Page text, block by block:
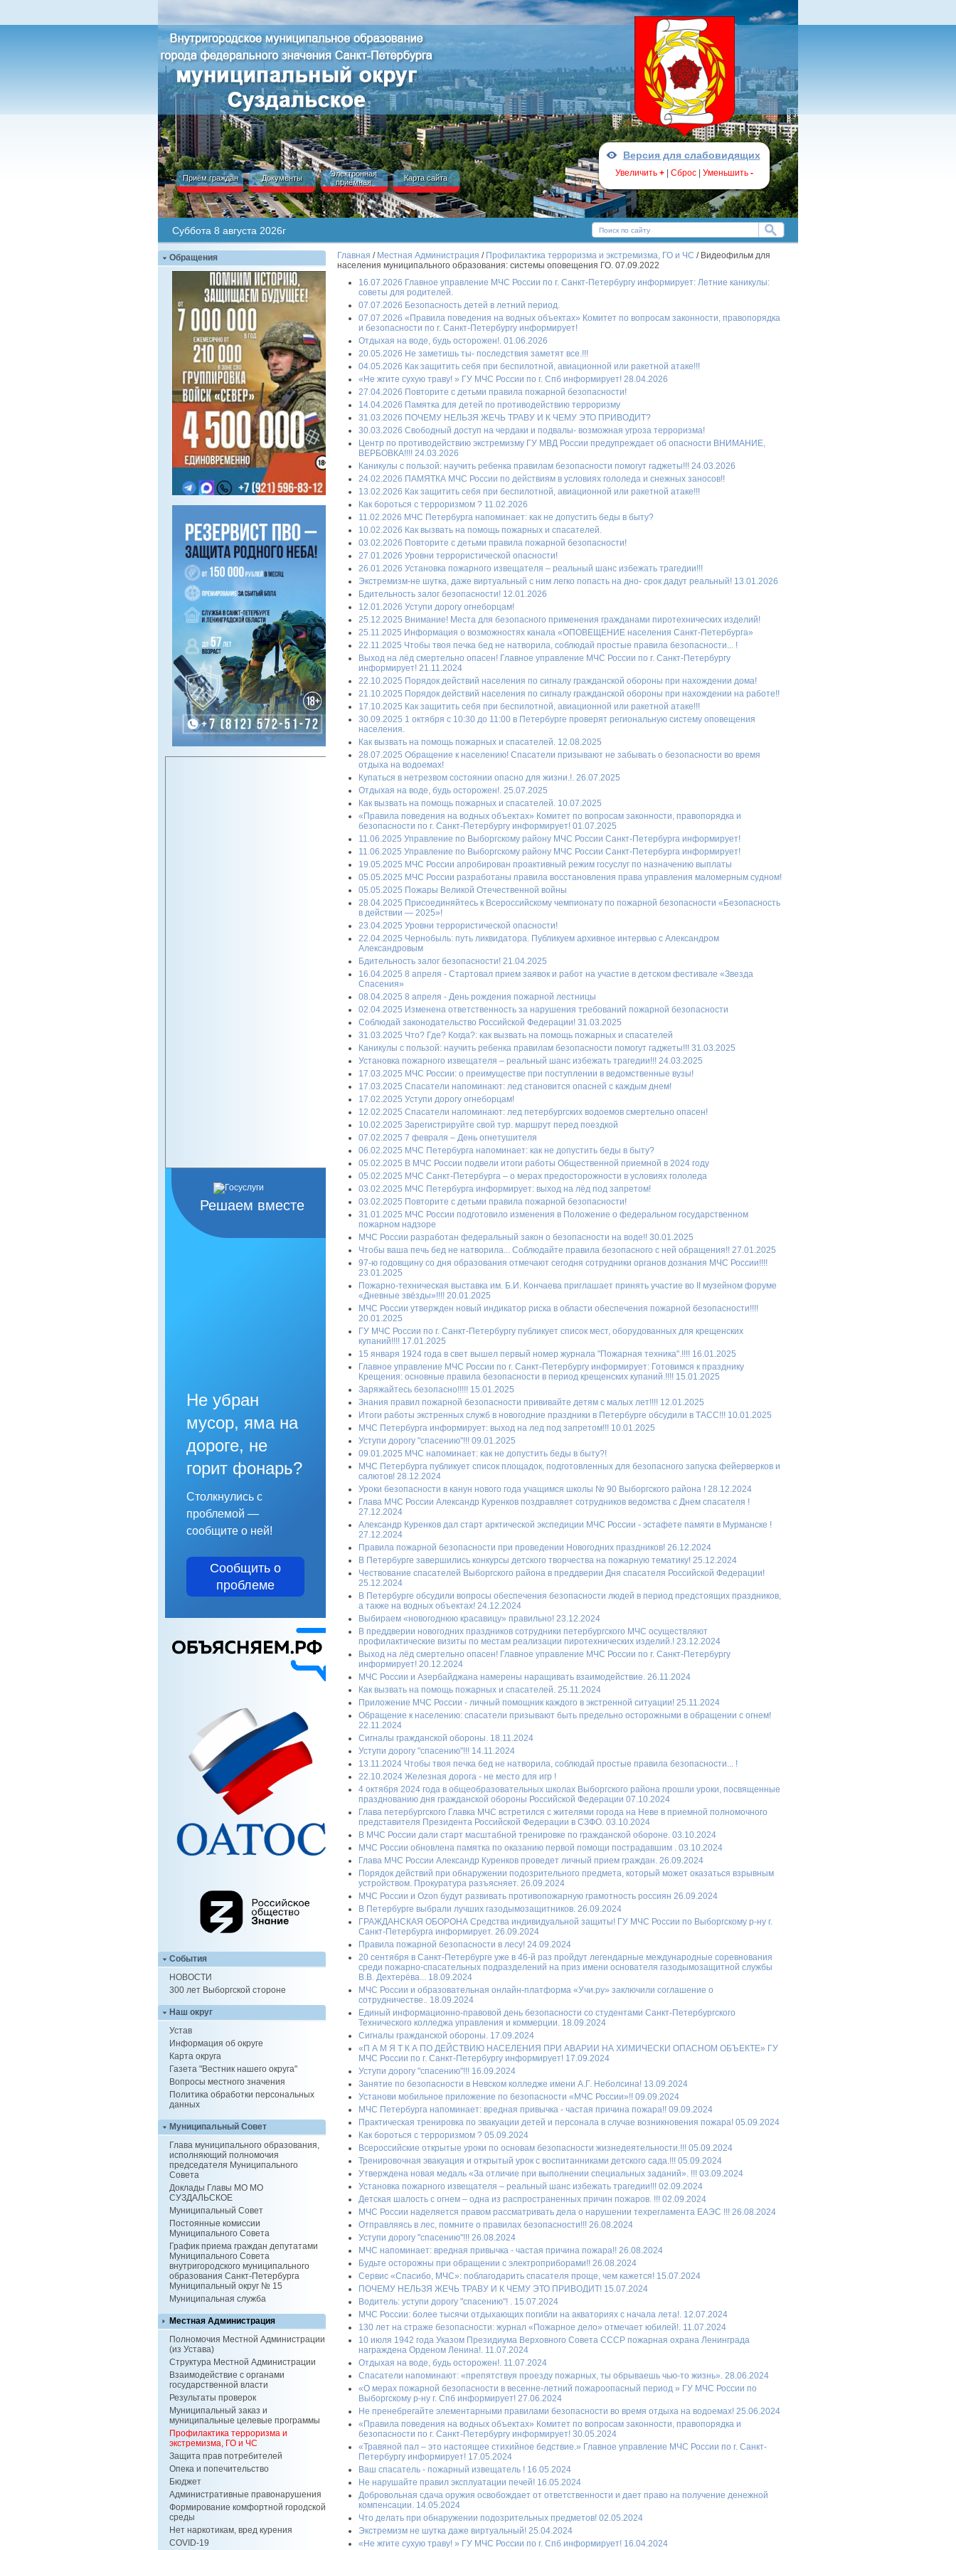
Приём граждан Документы
Электронная
приёмная
Карта сайта
Суббота 8 августа 2026г
Версия для слабовидящих
Увеличить + Сброс Уменьшить -
Обращения
Решаем вместе
Не убран
мусор, яма на
дороге, не
горит фонарь?
Столкнулись с
проблемой —
сообщите о ней!
Сообщить о
проблеме
События
НОВОСТИ
300 лет Выборгской стороне
Наш округ
Устав
Информация об округе
Карта округа
Газета "Вестник нашего округа"
Вопросы местного значения
Политика обработки персональных
данных
Муниципальный Совет
Глава муниципального образования,
исполняющий полномочия
председателя Муниципального
Совета
Доклады Главы МО МО
СУЗДАЛЬСКОЕ
Муниципальный Совет
Постоянные комиссии
Муниципального Совета
График приема граждан депутатами
Муниципального Совета
внутригородского муниципального
образования Санкт-Петербурга
Муниципальный округ № 15
Муниципальная служба
Местная Администрация
Полномочия Местной Администрации
(из Устава)
Структура Местной Администрации
Взаимодействие с органами
государственной власти
Результаты проверок
Муниципальный заказ и
муниципальные целевые программы
Профилактика терроризма и
экстремизма, ГО и ЧС
Защита прав потребителей
Опека и попечительство
Бюджет
Административные правонарушения
Формирование комфортной городской
среды
Нет наркотикам, вред курения
COVID-19
Главная / Местная Администрация / Профилактика терроризма и экстремизма, ГО и ЧС / Видеофильм для
населения муниципального образования: системы оповещения ГО. 07.09.2022
16.07.2026 Главное управление МЧС России по г. Санкт-Петербургу информирует: Летние каникулы:
советы для родителей.
07.07.2026 Безопасность детей в летний период.
07.07.2026 «Правила поведения на водных объектах» Комитет по вопросам законности, правопорядка
и безопасности по г. Санкт-Петербургу информирует!
Отдыхая на воде, будь осторожен!. 01.06.2026
20.05.2026 Не заметишь ты- последствия заметят все.!!!
04.05.2026 Как защитить себя при беспилотной, авиационной или ракетной атаке!!!
«Не жгите сухую траву! » ГУ МЧС России по г. Спб информирует! 28.04.2026
27.04.2026 Повторите с детьми правила пожарной безопасности!
14.04.2026 Памятка для детей по противодействию терроризму
31.03.2026 ПОЧЕМУ НЕЛЬЗЯ ЖЕЧЬ ТРАВУ И К ЧЕМУ ЭТО ПРИВОДИТ?
30.03.2026 Свободный доступ на чердаки и подвалы- возможная угроза терроризма!
Центр по противодействию экстремизму ГУ МВД России предупреждает об опасности ВНИМАНИЕ,
ВЕРБОВКА!!!! 24.03.2026
Каникулы с пользой: научить ребенка правилам безопасности помогут гаджеты!!! 24.03.2026
24.02.2026 ПАМЯТКА МЧС России по действиям в условиях гололеда и снежных заносов!!
13.02.2026 Как защитить себя при беспилотной, авиационной или ракетной атаке!!!
Как бороться с терроризмом ? 11.02.2026
11.02.2026 МЧС Петербурга напоминает: как не допустить беды в быту?
10.02.2026 Как вызвать на помощь пожарных и спасателей.
03.02.2026 Повторите с детьми правила пожарной безопасности!
27.01.2026 Уровни террористической опасности!
26.01.2026 Установка пожарного извещателя – реальный шанс избежать трагедии!!!
Экстремизм-не шутка, даже виртуальный с ним легко попасть на дно- срок дадут реальный! 13.01.2026
Бдительность залог безопасности! 12.01.2026
12.01.2026 Уступи дорогу огнеборцам!
25.12.2025 Внимание! Места для безопасного применения гражданами пиротехнических изделий!
25.11.2025 Информация о возможностях канала «ОПОВЕЩЕНИЕ населения Санкт-Петербурга»
22.11.2025 Чтобы твоя печка бед не натворила, соблюдай простые правила безопасности... !
Выход на лёд смертельно опасен! Главное управление МЧС России по г. Санкт-Петербургу
информирует! 21.11.2024
22.10.2025 Порядок действий населения по сигналу гражданской обороны при нахождении дома!
21.10.2025 Порядок действий населения по сигналу гражданской обороны при нахождении на работе!!
17.10.2025 Как защитить себя при беспилотной, авиационной или ракетной атаке!!!
30.09.2025 1 октября с 10:30 до 11:00 в Петербурге проверят региональную систему оповещения
населения.
Как вызвать на помощь пожарных и спасателей. 12.08.2025
28.07.2025 Обращение к населению! Спасатели призывают не забывать о безопасности во время
отдыха на водоемах!
Купаться в нетрезвом состоянии опасно для жизни.!. 26.07.2025
Отдыхая на воде, будь осторожен!. 25.07.2025
Как вызвать на помощь пожарных и спасателей. 10.07.2025
«Правила поведения на водных объектах» Комитет по вопросам законности, правопорядка и
безопасности по г. Санкт-Петербургу информирует! 01.07.2025
11.06.2025 Управление по Выборгскому району МЧС России Санкт-Петербурга информирует!
11.06.2025 Управление по Выборгскому району МЧС России Санкт-Петербурга информирует!
19.05.2025 МЧС России апробирован проактивный режим госуслуг по назначению выплаты
05.05.2025 МЧС России разработаны правила восстановления права управления маломерным судном!
05.05.2025 Пожары Великой Отечественной войны
28.04.2025 Присоединяйтесь к Всероссийскому чемпионату по пожарной безопасности «Безопасность
в действии — 2025»!
23.04.2025 Уровни террористической опасности!
22.04.2025 Чернобыль: путь ликвидатора. Публикуем архивное интервью с Александром
Александровым
Бдительность залог безопасности! 21.04.2025
16.04.2025 8 апреля - Стартовал прием заявок и работ на участие в детском фестивале «Звезда
Спасения»
08.04.2025 8 апреля - День рождения пожарной лестницы
02.04.2025 Изменена ответственность за нарушения требований пожарной безопасности
Соблюдай законодательство Российской Федерации! 31.03.2025
31.03.2025 Что? Где? Когда?: как вызвать на помощь пожарных и спасателей
Каникулы с пользой: научить ребенка правилам безопасности помогут гаджеты!!! 31.03.2025
Установка пожарного извещателя – реальный шанс избежать трагедии!!! 24.03.2025
17.03.2025 МЧС России: о преимуществе при поступлении в ведомственные вузы!
17.03.2025 Спасатели напоминают: лед становится опасней с каждым днем!
17.02.2025 Уступи дорогу огнеборцам!
12.02.2025 Спасатели напоминают: лед петербургских водоемов смертельно опасен!
10.02.2025 Зарегистрируйте свой тур. маршрут перед поездкой
07.02.2025 7 февраля – День огнетушителя
06.02.2025 МЧС Петербурга напоминает: как не допустить беды в быту?
05.02.2025 В МЧС России подвели итоги работы Общественной приемной в 2024 году
05.02.2025 МЧС Санкт-Петербурга – о мерах предосторожности в условиях гололеда
03.02.2025 МЧС Петербурга информирует: выход на лёд под запретом!
03.02.2025 Повторите с детьми правила пожарной безопасности!
31.01.2025 МЧС России подготовило изменения в Положение о федеральном государственном
пожарном надзоре
МЧС России разработан федеральный закон о безопасности на воде!! 30.01.2025
Чтобы ваша печь бед не натворила... Соблюдайте правила безопасного с ней обращения!! 27.01.2025
97-ю годовщину со дня образования отмечают сегодня сотрудники органов дознания МЧС России!!!!
23.01.2025
Пожарно-техническая выставка им. Б.И. Кончаева приглашает принять участие во II музейном форуме
«Дневные звёзды»!!!! 20.01.2025
МЧС России утвержден новый индикатор риска в области обеспечения пожарной безопасности!!!!
20.01.2025
ГУ МЧС России по г. Санкт-Петербургу публикует список мест, оборудованных для крещенских
купаний!!!! 17.01.2025
15 января 1924 года в свет вышел первый номер журнала "Пожарная техника".!!!! 16.01.2025
Главное управление МЧС России по г. Санкт-Петербургу информирует: Готовимся к празднику
Крещения: основные правила безопасности в период крещенских купаний.!!!! 15.01.2025
Заряжайтесь безопасно!!!!! 15.01.2025
Знания правил пожарной безопасности прививайте детям с малых лет!!!! 12.01.2025
Итоги работы экстренных служб в новогодние праздники в Петербурге обсудили в ТАСС!!! 10.01.2025
МЧС Петербурга информирует: выход на лед под запретом!!! 10.01.2025
Уступи дорогу "спасению"!!! 09.01.2025
09.01.2025 МЧС напоминает: как не допустить беды в быту?!
МЧС Петербурга публикует список площадок, подготовленных для безопасного запуска фейерверков и
салютов! 28.12.2024
Уроки безопасности в канун нового года учащимся школы № 90 Выборгского района ! 28.12.2024
Глава МЧС России Александр Куренков поздравляет сотрудников ведомства с Днем спасателя !
27.12.2024
Александр Куренков дал старт арктической экспедиции МЧС России - эстафете памяти в Мурманске !
27.12.2024
Правила пожарной безопасности при проведении Новогодних праздников! 26.12.2024
В Петербурге завершились конкурсы детского творчества на пожарную тематику! 25.12.2024
Чествование спасателей Выборгского района в преддверии Дня спасателя Российской Федерации!
25.12.2024
В Петербурге обсудили вопросы обеспечения безопасности людей в период предстоящих праздников,
а также на водных объектах! 24.12.2024
Выбираем «новогоднюю красавицу» правильно! 23.12.2024
В преддверии новогодних праздников сотрудники петербургского МЧС осуществляют
профилактические визиты по местам реализации пиротехнических изделий.! 23.12.2024
Выход на лёд смертельно опасен! Главное управление МЧС России по г. Санкт-Петербургу
информирует! 20.12.2024
МЧС России и Азербайджана намерены наращивать взаимодействие. 26.11.2024
Как вызвать на помощь пожарных и спасателей. 25.11.2024
Приложение МЧС России - личный помощник каждого в экстренной ситуации! 25.11.2024
Обращение к населению: спасатели призывают быть предельно осторожными в обращении с огнем!
22.11.2024
Сигналы гражданской обороны. 18.11.2024
Уступи дорогу "спасению"!!! 14.11.2024
13.11.2024 Чтобы твоя печка бед не натворила, соблюдай простые правила безопасности... !
22.10.2024 Железная дорога - не место для игр !
4 октября 2024 года в общеобразовательных школах Выборгского района прошли уроки, посвященные
празднованию дня гражданской обороны Российской Федерации 07.10.2024
Глава петербургского Главка МЧС встретился с жителями города на Неве в приемной полномочного
представителя Президента Российской Федерации в СЗФО. 03.10.2024
В МЧС России дали старт масштабной тренировке по гражданской обороне. 03.10.2024
МЧС России обновлена памятка по оказанию первой помощи пострадавшим . 03.10.2024
Глава МЧС России Александр Куренков проведет личный прием граждан. 26.09.2024
Порядок действий при обнаружении подозрительного предмета, который может оказаться взрывным
устройством. Прокуратура разъясняет. 26.09.2024
МЧС России и Ozon будут развивать противопожарную грамотность россиян 26.09.2024
В Петербурге выбрали лучших газодымозащитников. 26.09.2024
ГРАЖДАНСКАЯ ОБОРОНА Средства индивидуальной защиты! ГУ МЧС России по Выборгскому р-ну г.
Санкт-Петербурга информирует. 26.09.2024
Правила пожарной безопасности в лесу! 24.09.2024
20 сентября в Санкт-Петербурге уже в 46-й раз пройдут легендарные международные соревнования
среди пожарно-спасательных подразделений на приз имени основателя газодымозащитной службы
В.В. Дехтерёва... 18.09.2024
МЧС России и образовательная онлайн-платформа «Учи.ру» заключили соглашение о
сотрудничестве.. 18.09.2024
Единый информационно-правовой день безопасности со студентами Санкт-Петербургского
Технического колледжа управления и коммерции. 18.09.2024
Сигналы гражданской обороны. 17.09.2024
«П А М Я Т К А ПО ДЕЙСТВИЮ НАСЕЛЕНИЯ ПРИ АВАРИИ НА ХИМИЧЕСКИ ОПАСНОМ ОБЪЕКТЕ» ГУ
МЧС России по г. Санкт-Петербургу информирует! 17.09.2024
Уступи дорогу "спасению"!!! 16.09.2024
Занятие по безопасности в Невском колледже имени А.Г. Неболсина! 13.09.2024
Установи мобильное приложение по безопасности «МЧС России»!! 09.09.2024
МЧС Петербурга напоминает: вредная привычка - частая причина пожара!! 09.09.2024
Практическая тренировка по эвакуации детей и персонала в случае возникновения пожара! 05.09.2024
Как бороться с терроризмом ? 05.09.2024
Всероссийские открытые уроки по основам безопасности жизнедеятельности.!!! 05.09.2024
Тренировочная эвакуация и открытый урок с воспитанниками детского сада.!!! 05.09.2024
Утверждена новая медаль «За отличие при выполнении специальных заданий». !!! 03.09.2024
Установка пожарного извещателя – реальный шанс избежать трагедии!!! 02.09.2024
Детская шалость с огнем – одна из распространенных причин пожаров. !!! 02.09.2024
МЧС России наделяется правом рассматривать дела о нарушении техрегламента ЕАЭС !!! 26.08.2024
Отправляясь в лес, помните о правилах безопасности!!! 26.08.2024
Уступи дорогу "спасению"!!! 26.08.2024
МЧС напоминает: вредная привычка - частая причина пожара!! 26.08.2024
Будьте осторожны при обращении с электроприборами!! 26.08.2024
Сервис «Спасибо, МЧС»: поблагодарить спасателя проще, чем кажется! 15.07.2024
ПОЧЕМУ НЕЛЬЗЯ ЖЕЧЬ ТРАВУ И К ЧЕМУ ЭТО ПРИВОДИТ! 15.07.2024
Водитель: уступи дорогу "спасению"! . 15.07.2024
МЧС России: более тысячи отдыхающих погибли на акваториях с начала лета!. 12.07.2024
130 лет на страже безопасности: журнал «Пожарное дело» отмечает юбилей!. 11.07.2024
10 июля 1942 года Указом Президиума Верховного Совета СССР пожарная охрана Ленинграда
награждена Орденом Ленина!. 11.07.2024
Отдыхая на воде, будь осторожен!. 11.07.2024
Спасатели напоминают: «препятствуя проезду пожарных, ты обрываешь чью-то жизнь». 28.06.2024
«О мерах пожарной безопасности в весенне-летний пожароопасный период » ГУ МЧС России по
Выборгскому р-ну г. Спб информирует! 27.06.2024
Не пренебрегайте элементарными правилами безопасности во время отдыха на водоемах! 25.06.2024
«Правила поведения на водных объектах» Комитет по вопросам законности, правопорядка и
безопасности по г. Санкт-Петербургу информирует! 30.05.2024
«Травяной пал – это настоящее стихийное бедствие.» Главное управление МЧС России по г. Санкт-
Петербургу информирует! 17.05.2024
Ваш спасатель - пожарный извещатель ! 16.05.2024
Не нарушайте правил эксплуатации печей! 16.05.2024
Добровольная сдача оружия освобождает от ответственности и дает право на получение денежной
компенсации. 14.05.2024
Что делать при обнаружении подозрительных предметов! 02.05.2024
Экстремизм не шутка даже виртуальный! 25.04.2024
«Не жгите сухую траву! » ГУ МЧС России по г. Спб информирует! 16.04.2024